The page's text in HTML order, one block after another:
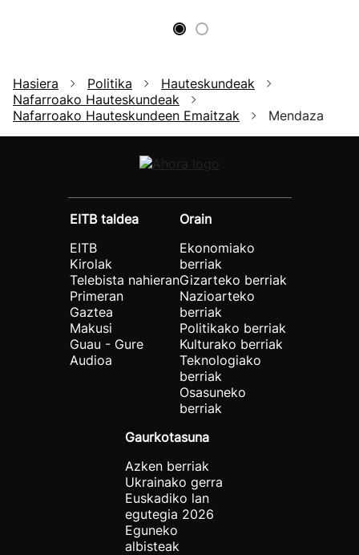
Hasiera Politika
Hauteskundeak
Nafarroako Hauteskundeak
Nafarroako Hauteskundeen Emaitzak
Mendaza
EITB taldea
EITB
Kirolak
Telebista nahieran
Primeran
Gaztea
Makusi
Guau - Gure
Audioa
Orain
Ekonomiako
berriak
Gizarteko berriak
Nazioarteko
berriak
Politikako berriak
Kulturako berriak
Teknologiako
berriak
Osasuneko
berriak
Gaurkotasuna
Azken berriak
Ukrainako gerra
Euskadiko lan
egutegia 2026
Eguneko
albisteak